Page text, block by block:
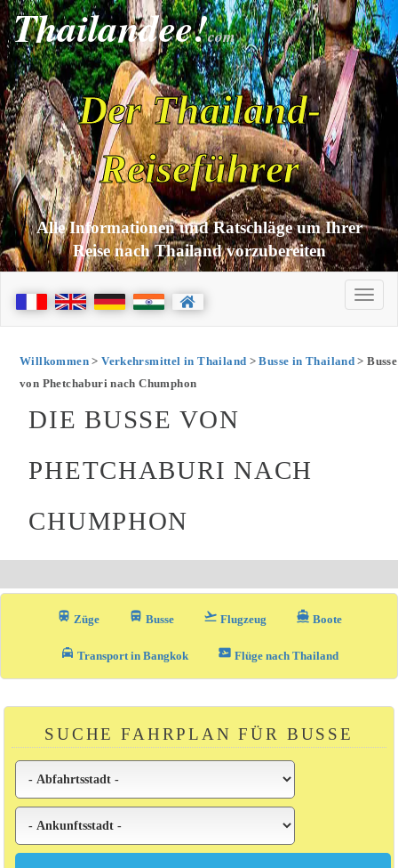
Thailandee!com
Der Thailand-
Reiseführer
Alle Informationen und Ratschläge um Ihrer
Reise nach Thailand vorzubereiten
Willkommen>Verkehrsmittel in Thailand >Busse in Thailand > Busse
von Phetchaburi nach Chumphon
DIE BUSSE VON
PHETCHABURI NACH
CHUMPHON
train Züge directions_bus_filled Busse flight_takeoff Flugzeug directions_boat Boote
local_taxi Transport in Bangkok airplane_ticket Flüge nach Thailand
SUCHE FAHRPLAN FÜR BUSSE